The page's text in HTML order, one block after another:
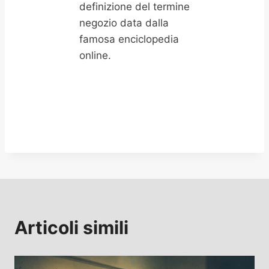
definizione del termine
negozio data dalla
famosa enciclopedia
online.
Articoli simili